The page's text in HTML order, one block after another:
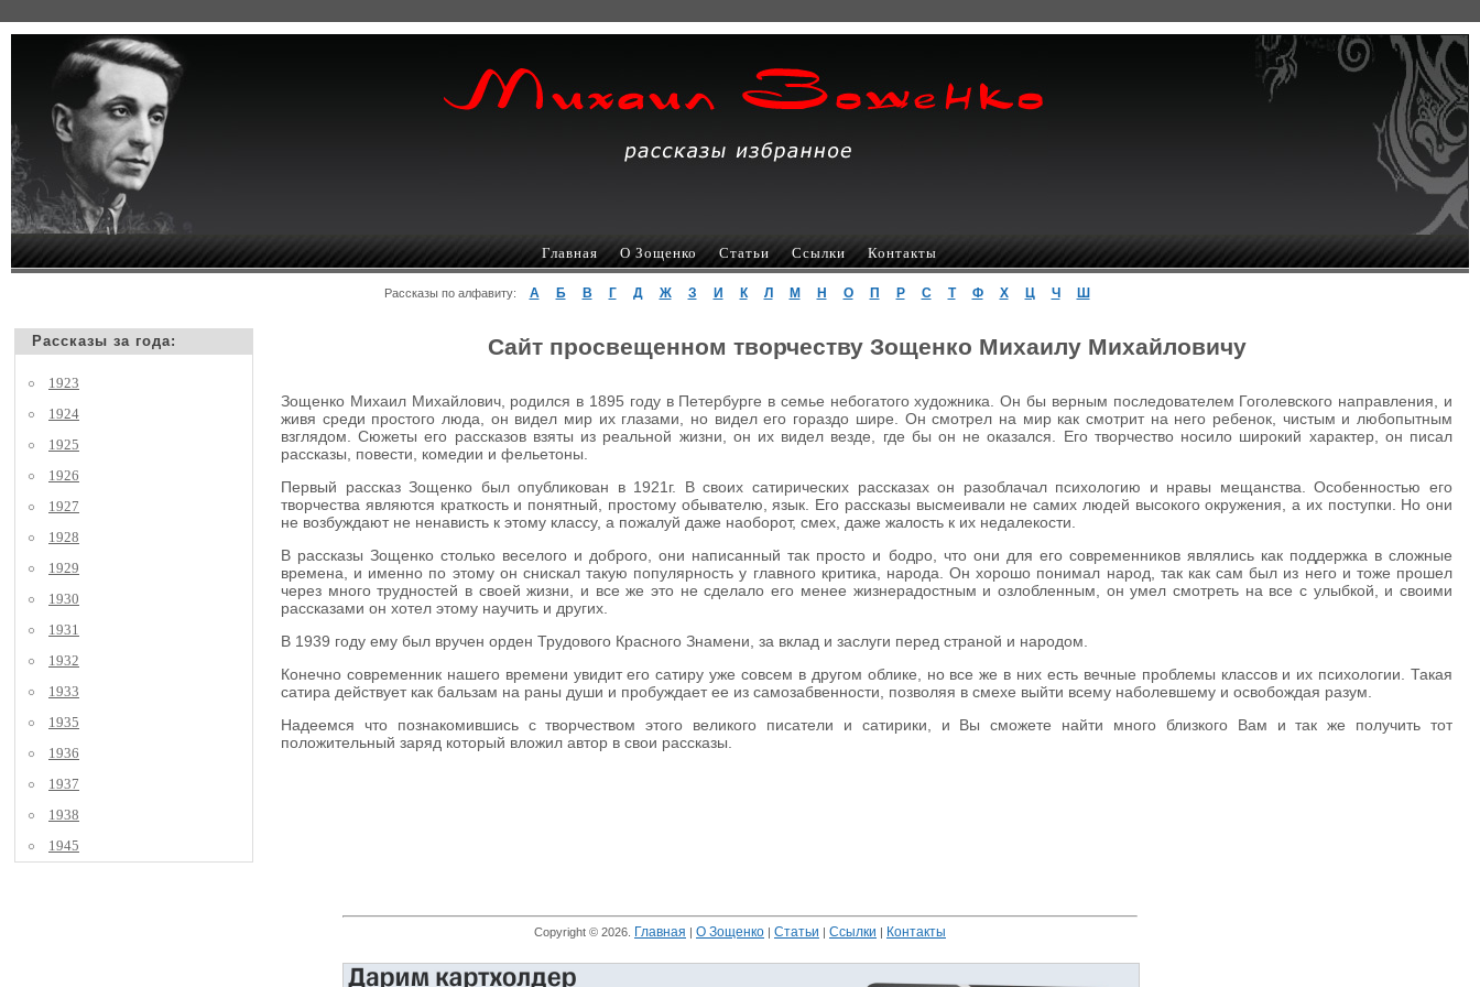
Главная О Зощенко Статьи Ссылки Контакты
Рассказы по алфавиту: А Б В Г Д Ж З И К Л М Н О П Р С Т Ф Х Ц Ч Ш
Рассказы за года:
1923
1924
1925
1926
1927
1928
1929
1930
1931
1932
1933
1935
1936
1937
1938
1945
Сайт просвещенном творчеству Зощенко Михаилу Михайловичу
Зощенко Михаил Михайлович, родился в 1895 году в Петербурге в семье небогатого художника. Он бы верным последователем Гоголевского направления, и
живя среди простого люда, он видел мир их глазами, но видел его гораздо шире. Он смотрел на мир как смотрит на него ребенок, чистым и любопытным
взглядом. Сюжеты его рассказов взяты из реальной жизни, он их видел везде, где бы он не оказался. Его творчество носило широкий характер, он писал
рассказы, повести, комедии и фельетоны.
Первый рассказ Зощенко был опубликован в 1921г. В своих сатирических рассказах он разоблачал психологию и нравы мещанства. Особенностью его
творчества являются краткость и понятный, простому обывателю, язык. Его рассказы высмеивали не самих людей высокого окружения, а их поступки. Но они
не возбуждают не ненависть к этому классу, а пожалуй даже наоборот, смех, даже жалость к их недалекости.
В рассказы Зощенко столько веселого и доброго, они написанный так просто и бодро, что они для его современников являлись как поддержка в сложные
времена, и именно по этому он снискал такую популярность у главного критика, народа. Он хорошо понимал народ, так как сам был из него и тоже прошел
через много трудностей в своей жизни, и все же это не сделало его менее жизнерадостным и озлобленным, он умел смотреть на все с улыбкой, и своими
рассказами он хотел этому научить и других.
В 1939 году ему был вручен орден Трудового Красного Знамени, за вклад и заслуги перед страной и народом.
Конечно современник нашего времени увидит его сатиру уже совсем в другом облике, но все же в них есть вечные проблемы классов и их психологии. Такая
сатира действует как бальзам на раны души и пробуждает ее из самозабвенности, позволяя в смехе выйти всему наболевшему и освобождая разум.
Надеемся что познакомившись с творчеством этого великого писатели и сатирики, и Вы сможете найти много близкого Вам и так же получить тот
положительный заряд который вложил автор в свои рассказы.
Copyright © 2026. Главная | О Зощенко | Статьи | Ссылки | Контакты